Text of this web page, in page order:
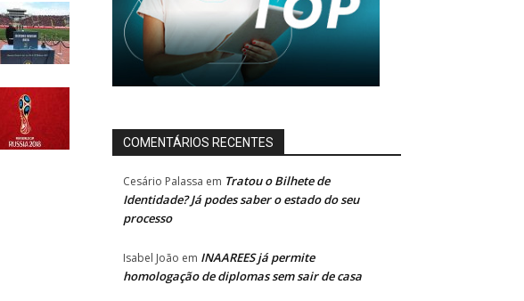
COMENTÁRIOS RECENTES
Cesário Palassa em Tratou o Bilhete de
Identidade? Já podes saber o estado do seu
processo
Isabel João em INAAREES já permite
homologação de diplomas sem sair de casa